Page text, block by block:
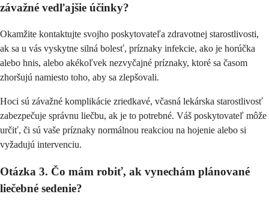
závažné vedľajšie účinky?
Okamžite kontaktujte svojho poskytovateľa zdravotnej starostlivosti,
ak sa u vás vyskytne silná bolesť, príznaky infekcie, ako je horúčka
alebo hnis, alebo akékoľvek nezvyčajné príznaky, ktoré sa časom
zhoršujú namiesto toho, aby sa zlepšovali.
Hoci sú závažné komplikácie zriedkavé, včasná lekárska starostlivosť
zabezpečuje správnu liečbu, ak je to potrebné. Váš poskytovateľ môže
určiť, či sú vaše príznaky normálnou reakciou na hojenie alebo si
vyžadujú intervenciu.
Otázka 3. Čo mám robiť, ak vynechám plánované
liečebné sedenie?